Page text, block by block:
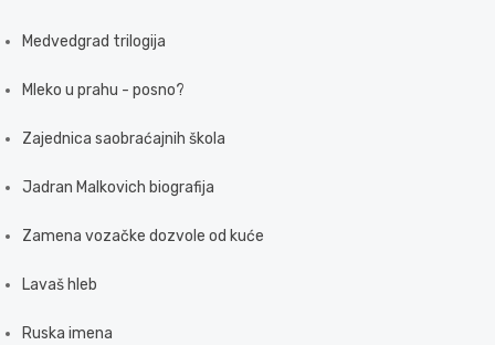
Medvedgrad trilogija
Mleko u prahu - posno?
Zajednica saobraćajnih škola
Jadran Malkovich biografija
Zamena vozačke dozvole od kuće
Lavaš hleb
Ruska imena